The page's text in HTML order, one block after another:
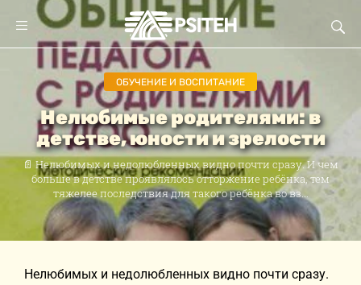
ОБУЧЕНИЕ И ВОСПИТАНИЕ
Нелюбимые родителями: в
детстве, юности и зрелости
📄 Нелюбимых и недолюбленных видно почти сразу. И чем
больше в детстве проявлялось отторжение ребёнка, тем
тяжелее последствия для такого ребёнка во вз...
Нелюбимых и недолюбленных видно почти сразу.